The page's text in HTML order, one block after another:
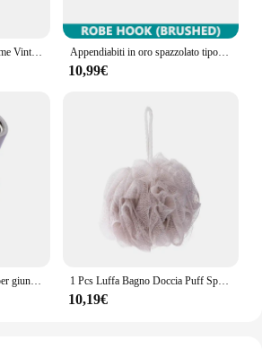
Hardware per il bagno in rame Vintage sostituzione della spazzola rotolo di palla da bagno accessori per appendiabiti in carta per asciugamani tipo 11 Appendiabiti in oro spazzolato tipo quadrato nero nichel spazzolato metallo grigio cromo appendiabiti a parete Clother/sfera da bagno cromata
10,99€
360 ° Adattatore hardware per giunto rotante per soffione doccia ad angolo regolabile, gruppo estensione soffione doccia antiruggine, giunto sferico oscillante 1 Pcs Luffa Bagno Doccia Puff Spugna Versi Della Sfera Della Maglia Del Corpo Esfoliante Premium Scrubber YO-28
10,19€